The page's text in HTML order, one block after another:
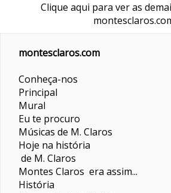
Clique aqui para ver as
montesclaros.com
Conheça-nos
Principal
Mural
Eu te procuro
Músicas de M. Claros
Hoje na história
de M. Claros
Montes Claros era assim...
História